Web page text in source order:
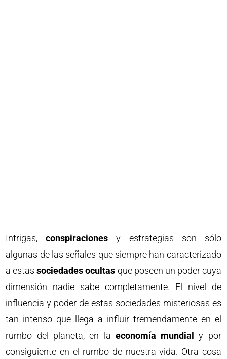
Intrigas,conspiraciones y estrategias son sólo
algunas de las señales que siempre han caracterizado
a estassociedades ocultas que poseen un poder cuya
dimensión nadie sabe completamente. El nivel de
influencia y poder de estas sociedades misteriosas es
tan intenso que llega a influir tremendamente en el
rumbo del planeta, en la economía mundial
y por
consiguiente en el rumbo de nuestra vida. Otra cosa